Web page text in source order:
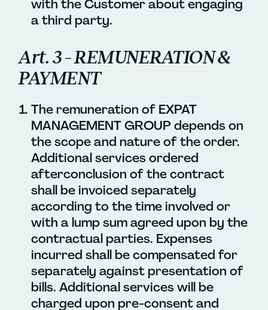
with the Customer about engaging
a third party.
Art. 3 – REMUNERATION &
PAYMENT
The remuneration of EXPAT
MANAGEMENT GROUP depends on
the scope and nature of the order.
Additional services ordered
afterconclusion of the contract
shall be invoiced separately
according to the time involved or
with a lump sum agreed upon by the
contractual parties. Expenses
incurred shall be compensated for
separately against presentation of
bills. Additional services will be
charged upon pre-consent and